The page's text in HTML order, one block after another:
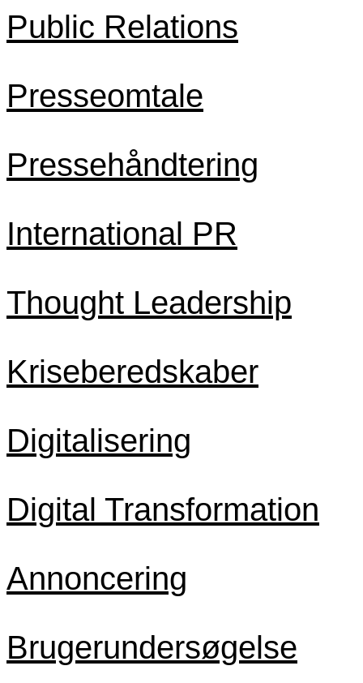
Public Relations
Presseomtale
Pressehåndtering
International PR
Thought Leadership
Kriseberedskaber
Digitalisering
Digital Transformation
Annoncering
Brugerundersøgelse